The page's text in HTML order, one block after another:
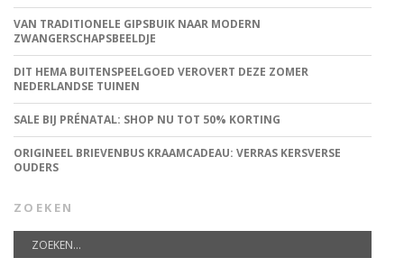
VAN TRADITIONELE GIPSBUIK NAAR MODERN
ZWANGERSCHAPSBEELDJE
DIT HEMA BUITENSPEELGOED VEROVERT DEZE ZOMER
NEDERLANDSE TUINEN
SALE BIJ PRÉNATAL: SHOP NU TOT 50% KORTING
ORIGINEEL BRIEVENBUS KRAAMCADEAU: VERRAS KERSVERSE
OUDERS
ZOEKEN